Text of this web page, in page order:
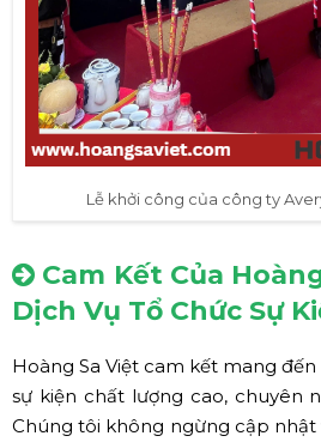
Lễ khởi công của công ty
Cam Kết Của
Dịch Vụ Tổ Chức Sự
Hoàng Sa Việt cam kết mang
sự kiện chất lượng cao, chuyên
Chúng tôi không ngừng cập